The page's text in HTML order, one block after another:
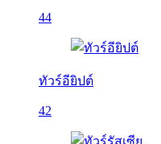
44
ทัวร์อียิปต์
42